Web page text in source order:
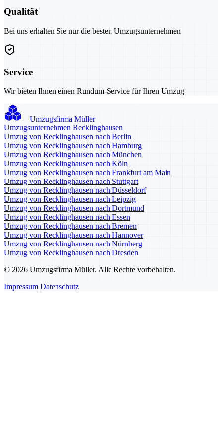
Qualität
Bei uns erhalten Sie nur die besten Umzugsunternehmen
Service
Wir bieten Ihnen einen Rundum-Service für Ihren Umzug
Umzugsfirma Müller
Umzugsunternehmen Recklinghausen
Umzug von Recklinghausen nach Berlin
Umzug von Recklinghausen nach Hamburg
Umzug von Recklinghausen nach München
Umzug von Recklinghausen nach Köln
Umzug von Recklinghausen nach Frankfurt am Main
Umzug von Recklinghausen nach Stuttgart
Umzug von Recklinghausen nach Düsseldorf
Umzug von Recklinghausen nach Leipzig
Umzug von Recklinghausen nach Dortmund
Umzug von Recklinghausen nach Essen
Umzug von Recklinghausen nach Bremen
Umzug von Recklinghausen nach Hannover
Umzug von Recklinghausen nach Nürnberg
Umzug von Recklinghausen nach Dresden
© 2026 Umzugsfirma Müller. Alle Rechte vorbehalten.
Impressum Datenschutz